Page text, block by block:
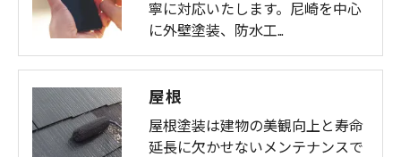
寧に対応いたします。尼崎を中心
に外壁塗装、防水工…
屋根
屋根塗装は建物の美観向上と寿命
延長に欠かせないメンテナンスで
お問い合わせはこちら